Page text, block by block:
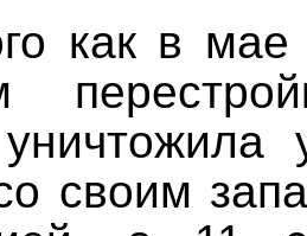
как в
своим